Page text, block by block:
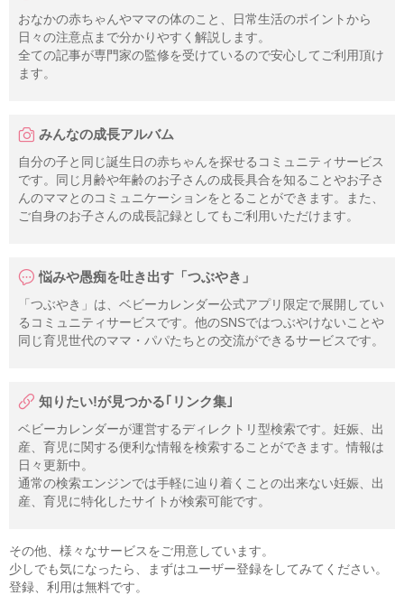
おなかの赤ちゃんやママの体のこと、日常生活のポイントから
日々の注意点まで分かりやすく解説します。
全ての記事が専門家の監修を受けているので安心してご利用頂け
ます。
みんなの成長アルバム
自分の子と同じ誕生日の赤ちゃんを探せるコミュニティサービス
です。同じ月齢や年齢のお子さんの成長具合を知ることやお子さ
んのママとのコミュニケーションをとることができます。また、
ご自身のお子さんの成長記録としてもご利用いただけます。
悩みや愚痴を吐き出す「つぶやき」
「つぶやき」は、ベビーカレンダー公式アプリ限定で展開してい
るコミュニティサービスです。他のSNSではつぶやけないことや
同じ育児世代のママ・パパたちとの交流ができるサービスです。
知りたい!が見つかる｢リンク集｣
ベビーカレンダーが運営するディレクトリ型検索です。妊娠、出
産、育児に関する便利な情報を検索することができます。情報は
日々更新中。
通常の検索エンジンでは手軽に辿り着くことの出来ない妊娠、出
産、育児に特化したサイトが検索可能です。
その他、様々なサービスをご用意しています。
少しでも気になったら、まずはユーザー登録をしてみてください。
登録、利用は無料です。